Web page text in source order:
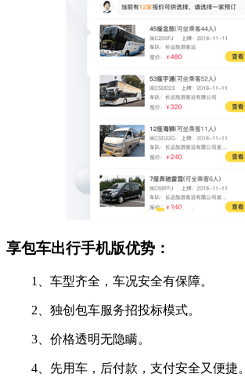
享包车出行手机版优势：
1、车型齐全，车况安全有保障。
2、独创包车服务招投标模式。
3、价格透明无隐瞒。
4、先用车，后付款，支付安全又便捷。